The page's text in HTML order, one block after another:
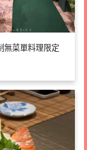
無菜單料理限定